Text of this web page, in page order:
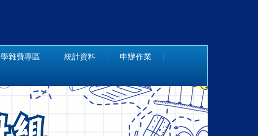
學雜費專區 統計資料 申辦作業